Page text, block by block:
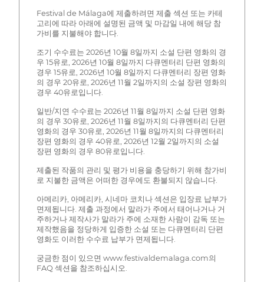
Festival de Málaga에 제출하려면 제출 섹션 또는 카테
고리에 따라 아래에 설명된 금액 및 마감일 내에 해당 참
가비를 지불해야 합니다.
조기 수수료는 2026년 10월 8일까지 소설 단편 영화의 경
우 15유로, 2026년 10월 8일까지 다큐멘터리 단편 영화의
경우 15유로, 2026년 10월 8일까지 다큐멘터리 장편 영화
의 경우 20유로, 2026년 11월 2일까지의 소설 장편 영화의
경우 40유로입니다.
일반/지연 수수료는 2026년 11월 8일까지 소설 단편 영화
의 경우 30유로, 2026년 11월 8일까지의 다큐멘터리 단편
영화의 경우 30유로, 2026년 11월 8일까지의 다큐멘터리
장편 영화의 경우 40유로, 2026년 12월 2일까지의 소설
장편 영화의 경우 80유로입니다.
제출된 작품의 관리 및 평가 비용을 충당하기 위해 참가비
로 지불한 금액은 어떠한 경우에도 환불되지 않습니다.
아메리카, 아메리카, 시네마 코치나 섹션은 입장료 납부가
면제됩니다. 제출 과정에서 말라가 주에서 태어나거나 거
주하거나 제작사가 말라가 주에 소재한 사람이 감독 또는
제작했음을 정당하게 입증한 소설 또는 다큐멘터리 단편
영화도 이러한 수수료 납부가 면제됩니다.
궁금한 점이 있으면 www.festivaldemalaga.com의
FAQ 섹션을 참조하십시오.